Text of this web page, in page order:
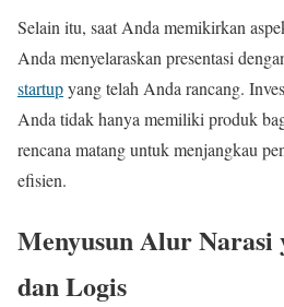
Selain itu, saat Anda memikirkan
Anda menyelaraskan presentasi
startupyang telah Anda rancang.
Anda tidak hanya memiliki produk
rencana matang untuk menjangkau
efisien.
Menyusun Alur Narasi
dan Logis